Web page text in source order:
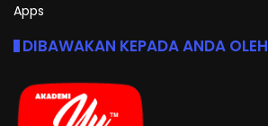
Apps
DIBAWAKAN KEPADA ANDA OLEH